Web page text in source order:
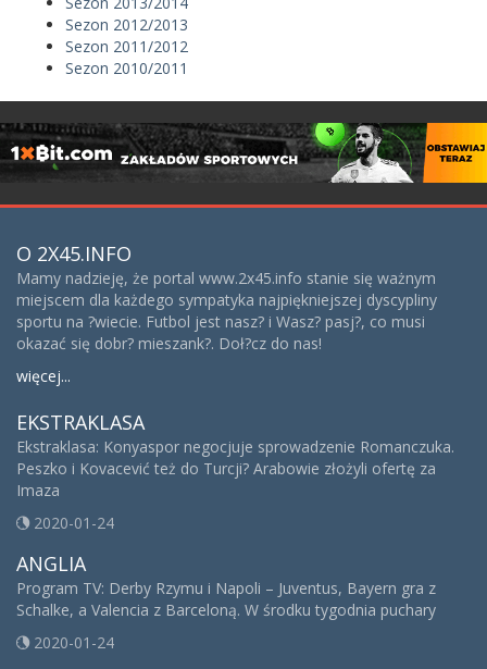
Sezon 2012/2013
Sezon 2011/2012
Sezon 2010/2011
O 2X45.INFO
Mamy nadzieję, że portal www.2x45.info stanie się ważnym
miejscem dla każdego sympatyka najpiękniejszej dyscypliny
sportu na ?wiecie. Futbol jest nasz? i Wasz? pasj?, co musi
okazać się dobr? mieszank?. Doł?cz do nas!
więcej...
EKSTRAKLASA
Ekstraklasa: Konyaspor negocjuje sprowadzenie Romanczuka.
Peszko i Kovacević też do Turcji? Arabowie złożyli ofertę za
Imaza
2020-01-24
ANGLIA
Program TV: Derby Rzymu i Napoli – Juventus, Bayern gra z
Schalke, a Valencia z Barceloną. W środku tygodnia puchary
2020-01-24